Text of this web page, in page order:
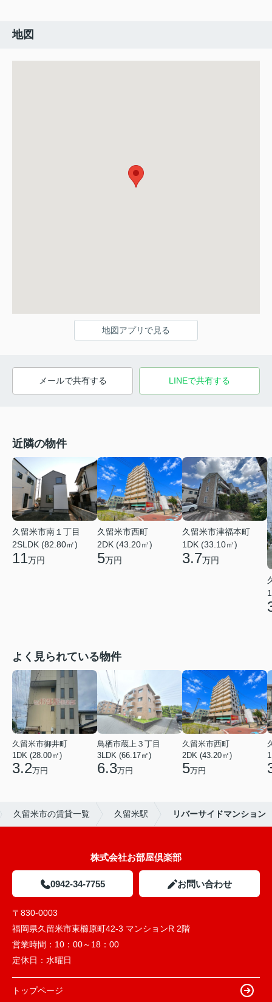
地図
地図アプリで見る
メールで共有する LINEで共有する
近隣の物件
久留米市南１丁目
2SLDK (82.80㎡)
11万円
久留米市西町
2DK (43.20㎡)
5万円
久留米市津福本町
1DK (33.10㎡)
3.7万円
よく見られている物件
久留米市御井町
1DK (28.00㎡)
3.2万円
鳥栖市蔵上３丁目
3LDK (66.17㎡)
6.3万円
久留米市西町
2DK (43.20㎡)
5万円
久留米市の賃貸一覧 久留米駅 リバーサイドマンション
株式会社お部屋倶楽部
0942-34-7755 お問い合わせ
〒830-0003
福岡県久留米市東櫛原町42-3 マンションR 2階
営業時間： 10：00～18：00
定休日： 水曜日
トップページ